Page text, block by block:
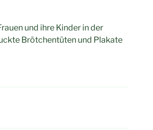
und ihre Kinder in der
Brötchentüten und Plakate